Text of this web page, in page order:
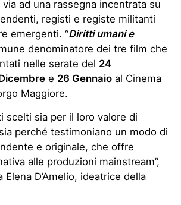
ad una rassegna incentrata su
registi e registe militanti
emergenti. “Diritti umani e
denominatore dei tre film che
nelle serate del 24
e 26 Gennaioal Cinema
Maggiore.
scelti sia per il loro valore di
perché testimoniano un modo di
e originale, che offre
alle produzioni mainstream”,
D’Amelio, ideatrice della